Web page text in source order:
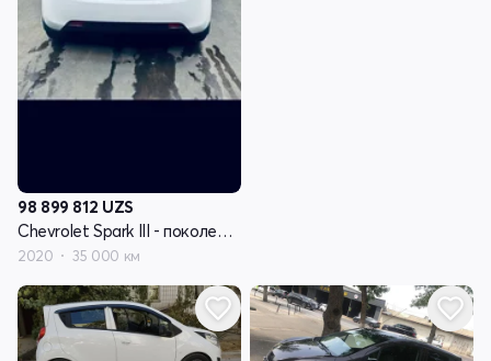
98 899 812 UZS
Chevrolet Spark III - поколение
2020 35 000 км